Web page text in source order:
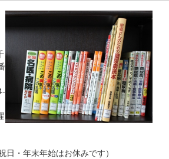
日・年末年始はお休みです）